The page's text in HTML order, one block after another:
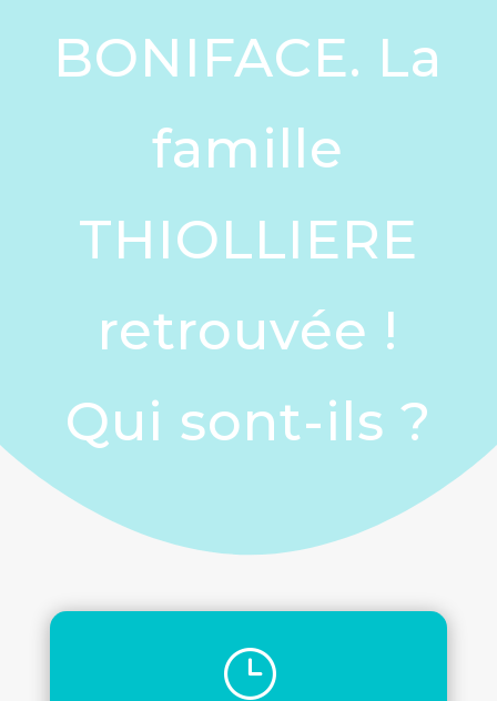
BONIFACE. La
famille
THIOLLIERE
retrouvée !
Qui sont-ils ?
}